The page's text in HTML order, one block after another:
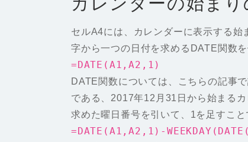
セルA4には、カレンダーに表示する
字から一つの日付を求めるDATE関数
=DATE(A1,A2,1)
DATE関数については、こちらの記事
である、2017年12月31日から始まる
求めた曜日番号を引いて、1を足すこ
=DATE(A1,A2,1)-